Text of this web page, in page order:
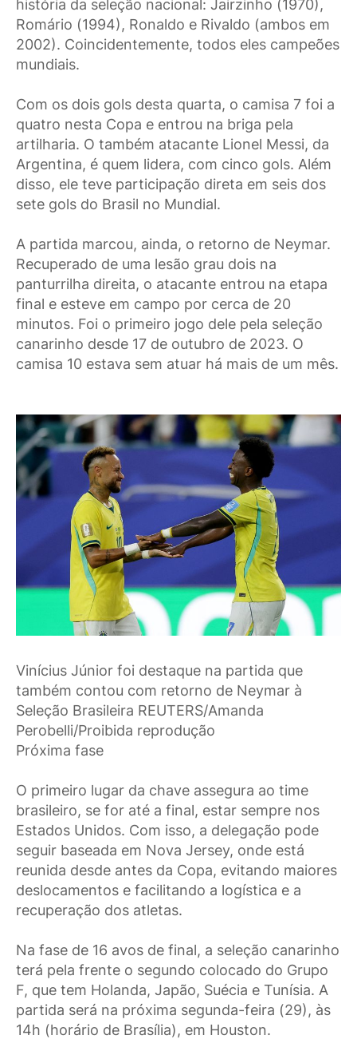
história da seleção nacional: Jairzinho (1970),
Romário (1994), Ronaldo e Rivaldo (ambos em
2002). Coincidentemente, todos eles campeões
mundiais.
Com os dois gols desta quarta, o camisa 7 foi a
quatro nesta Copa e entrou na briga pela
artilharia. O também atacante Lionel Messi, da
Argentina, é quem lidera, com cinco gols. Além
disso, ele teve participação direta em seis dos
sete gols do Brasil no Mundial.
A partida marcou, ainda, o retorno de Neymar.
Recuperado de uma lesão grau dois na
panturrilha direita, o atacante entrou na etapa
final e esteve em campo por cerca de 20
minutos. Foi o primeiro jogo dele pela seleção
canarinho desde 17 de outubro de 2023. O
camisa 10 estava sem atuar há mais de um mês.
Vinícius Júnior foi destaque na partida que
também contou com retorno de Neymar à
Seleção Brasileira REUTERS/Amanda
Perobelli/Proibida reprodução
Próxima fase
O primeiro lugar da chave assegura ao time
brasileiro, se for até a final, estar sempre nos
Estados Unidos. Com isso, a delegação pode
seguir baseada em Nova Jersey, onde está
reunida desde antes da Copa, evitando maiores
deslocamentos e facilitando a logística e a
recuperação dos atletas.
Na fase de 16 avos de final, a seleção canarinho
terá pela frente o segundo colocado do Grupo
F, que tem Holanda, Japão, Suécia e Tunísia. A
partida será na próxima segunda-feira (29), às
14h (horário de Brasília), em Houston.